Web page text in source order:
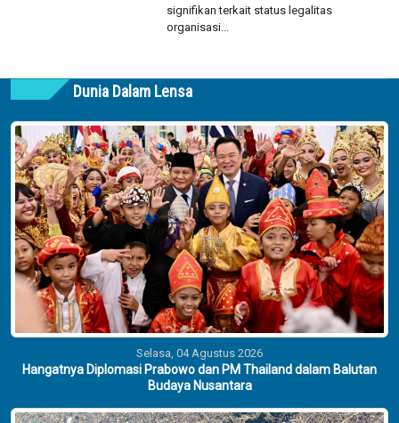
signifikan terkait status legalitas
organisasi...
Dunia Dalam Lensa
Selasa, 04 Agustus 2026
Hangatnya Diplomasi Prabowo dan PM Thailand dalam Balutan
Budaya Nusantara